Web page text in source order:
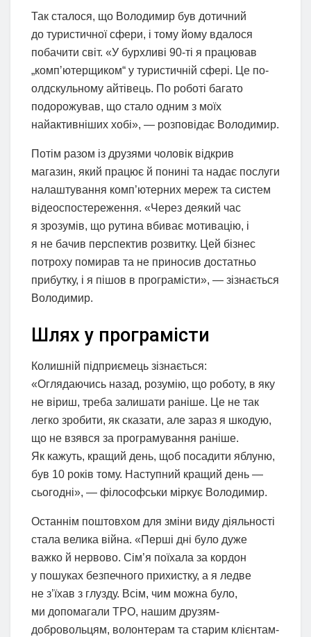
Так сталося, що Володимир був дотичний
до туристичної сфери, і тому йому вдалося
побачити світ. «У бурхливі 90-ті я працював
„компʼютерщиком“ у туристичній сфері. Це по-
олдскульному айтівець. По роботі багато
подорожував, що стало одним з моїх
найактивніших хобі», — розповідає Володимир.
Потім разом із друзями чоловік відкрив
магазин, який працює й понині та надає послуги
налаштування комп’ютерних мереж та систем
відеоспостереження. «Через деякий час
я зрозумів, що рутина вбиває мотивацію, і
я не бачив перспектив розвитку. Цей бізнес
потроху помирав та не приносив достатньо
прибутку, і я пішов в програмісти», — зізнається
Володимир.
Шлях у програмісти
Колишній підприємець зізнається:
«Оглядаючись назад, розумію, що роботу, в яку
не віриш, треба залишати раніше. Це не так
легко зробити, як сказати, але зараз я шкодую,
що не взявся за програмування раніше.
Як кажуть, кращий день, щоб посадити яблуню,
був 10 років тому. Наступний кращий день —
сьогодні», — філософськи міркує Володимир.
Останнім поштовхом для зміни виду діяльності
стала велика війна. «Перші дні було дуже
важко й нервово. Сім’я поїхала за кордон
у пошуках безпечного прихистку, а я ледве
не з’їхав з глузду. Всім, чим можна було,
ми допомагали ТРО, нашим друзям-
добровольцям, волонтерам та старим клієнтам-